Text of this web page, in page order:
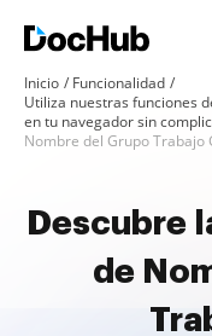
Inicio
Funcionalidad
Utiliza nuestras funciones
en tu navegador sin
Nombre del Grupo Trabajo
Descubre
de